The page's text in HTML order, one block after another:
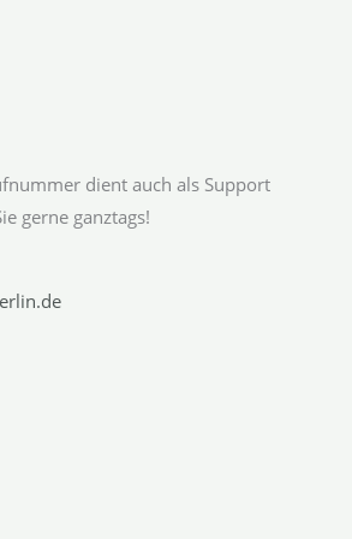
dient auch als Support
gerne ganztags!